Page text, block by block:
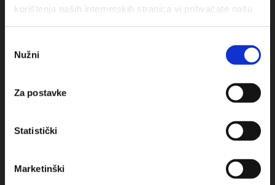
korištenja naših internetskih stranica vi prihvaćate našu
pristanka
Nužni
Za postavke
Statistički
Marketinški
info@baskavoda.hr